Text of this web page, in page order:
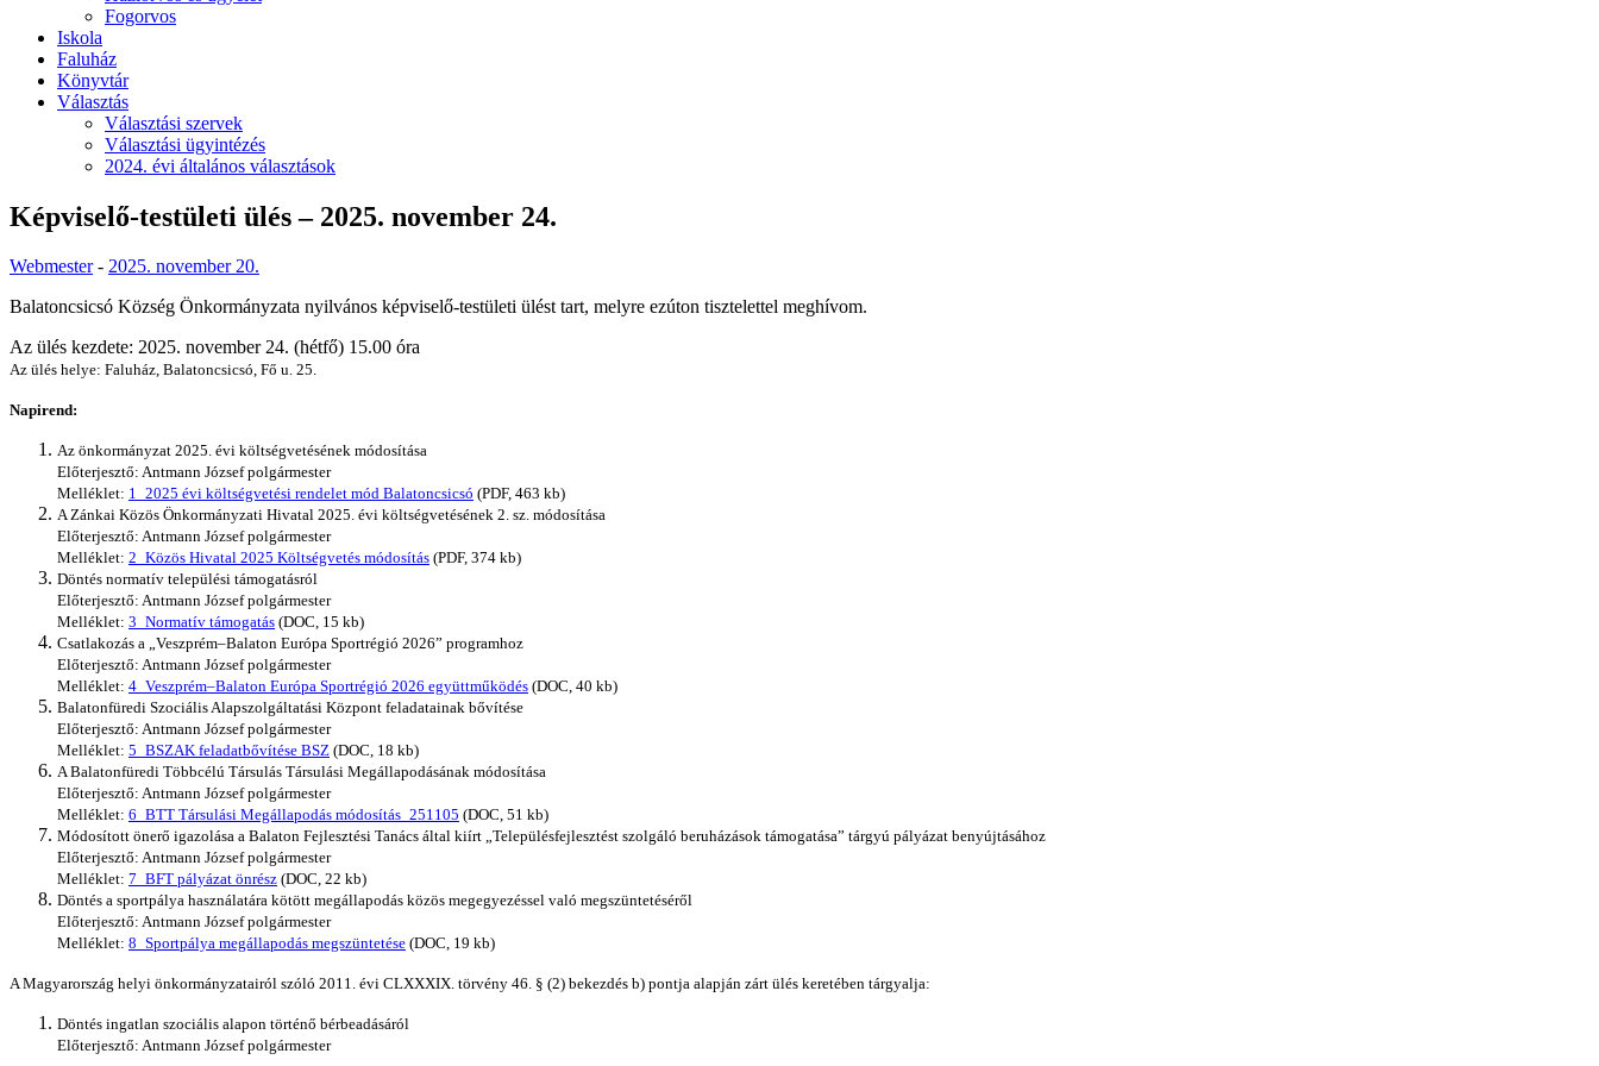
Fogorvos
Iskola
Faluház
Könyvtár
Választás
Választási szervek
Választási ügyintézés
2024. évi általános választások
Képviselő-testületi ülés – 2025. november 24.
Webmester- 2025. november 20.
Balatoncsicsó Község Önkormányzata nyilvános képviselő-testületi ülést tart, melyre ezúton tisztelettel meghívom.
Az ülés kezdete: 2025. november 24. (hétfő) 15.00 óra
Az ülés helye: Faluház, Balatoncsicsó, Fő u. 25.
Napirend:
Az önkormányzat 2025. évi költségvetésének módosítása
Előterjesztő: Antmann József polgármester
Melléklet: 1_2025 évi költségvetési rendelet mód Balatoncsicsó (PDF, 463 kb)
A Zánkai Közös Önkormányzati Hivatal 2025. évi költségvetésének 2. sz. módosítása
Előterjesztő: Antmann József polgármester
Melléklet: 2_Közös Hivatal 2025 Költségvetés módosítás (PDF, 374 kb)
Döntés normatív települési támogatásról
Előterjesztő: Antmann József polgármester
Melléklet: 3_Normatív támogatás (DOC, 15 kb)
Csatlakozás a „Veszprém–Balaton Európa Sportrégió 2026” programhoz
Előterjesztő: Antmann József polgármester
Melléklet: 4_Veszprém–Balaton Európa Sportrégió 2026 együttműködés (DOC, 40 kb)
Balatonfüredi Szociális Alapszolgáltatási Központ feladatainak bővítése
Előterjesztő: Antmann József polgármester
Melléklet: 5_BSZAK feladatbővítése BSZ (DOC, 18 kb)
A Balatonfüredi Többcélú Társulás Társulási Megállapodásának módosítása
Előterjesztő: Antmann József polgármester
Melléklet: 6_BTT Társulási Megállapodás módosítás_251105 (DOC, 51 kb)
Módosított önerő igazolása a Balaton Fejlesztési Tanács által kiírt „Településfejlesztést szolgáló beruházások támogatása” tárgyú pályázat benyújtásához
Előterjesztő: Antmann József polgármester
Melléklet: 7_BFT pályázat önrész (DOC, 22 kb)
Döntés a sportpálya használatára kötött megállapodás közös megegyezéssel való megszüntetéséről
Előterjesztő: Antmann József polgármester
Melléklet: 8_Sportpálya megállapodás megszüntetése (DOC, 19 kb)
A Magyarország helyi önkormányzatairól szóló 2011. évi CLXXXIX. törvény 46. § (2) bekezdés b) pontja alapján zárt ülés keretében tárgyalja:
Döntés ingatlan szociális alapon történő bérbeadásáról
Előterjesztő: Antmann József polgármester